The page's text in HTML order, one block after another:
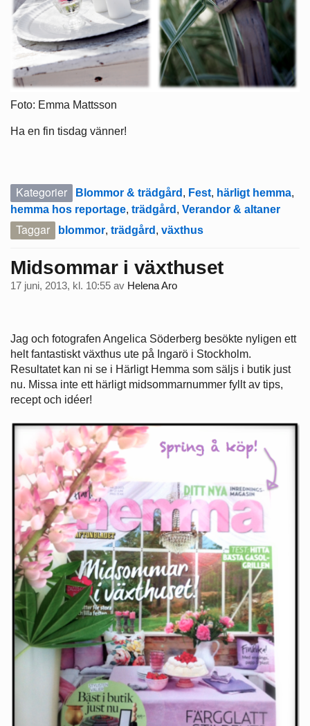
Foto: Emma Mattsson
Ha en fin tisdag vänner!
Kategorier Blommor & trädgård , Fest, härligt hemma,
hemma hos reportage, trädgård , Verandor & altaner
Taggar blommor, trädgård , växthus
Midsommar i växthuset
17 juni, 2013, kl. 10:55 av Helena Aro
Jag och fotografen Angelica Söderberg besökte nyligen ett
helt fantastiskt växthus ute på Ingarö i Stockholm.
Resultatet kan ni se i Härligt Hemma som säljs i butik just
nu. Missa inte ett härligt midsommarnummer fyllt av tips,
recept och idéer!